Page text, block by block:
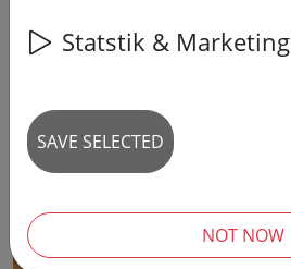
Statstik & Marketing
SAVE SELECTED
NOT NOW